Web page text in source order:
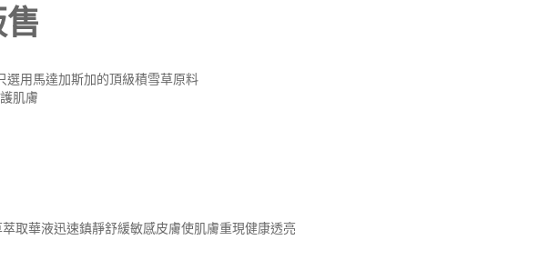
選用馬達加斯加的頂級積雪草原料
肌膚
取華液迅速鎮靜舒緩敏感皮膚使肌膚重現健康透亮